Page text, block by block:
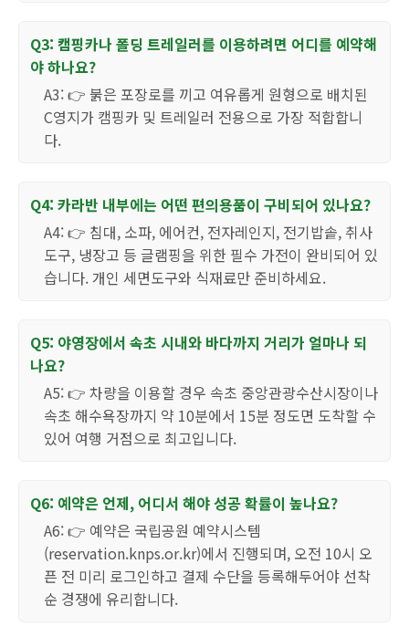
Q3: 캠핑카나 폴딩 트레일러를 이용하려면 어디를 예약해
야 하나요?
A3: 👉 붉은 포장로를 끼고 여유롭게 원형으로 배치된
C영지가 캠핑카 및 트레일러 전용으로 가장 적합합니
다.
Q4: 카라반 내부에는 어떤 편의용품이 구비되어 있나요?
A4: 👉 침대, 소파, 에어컨, 전자레인지, 전기밥솥, 취사
도구, 냉장고 등 글램핑을 위한 필수 가전이 완비되어 있
습니다. 개인 세면도구와 식재료만 준비하세요.
Q5: 야영장에서 속초 시내와 바다까지 거리가 얼마나 되
나요?
A5: 👉 차량을 이용할 경우 속초 중앙관광수산시장이나
속초 해수욕장까지 약 10분에서 15분 정도면 도착할 수
있어 여행 거점으로 최고입니다.
Q6: 예약은 언제, 어디서 해야 성공 확률이 높나요?
A6: 👉 예약은 국립공원 예약시스템
(reservation.knps.or.kr)에서 진행되며, 오전 10시 오
픈 전 미리 로그인하고 결제 수단을 등록해두어야 선착
순 경쟁에 유리합니다.